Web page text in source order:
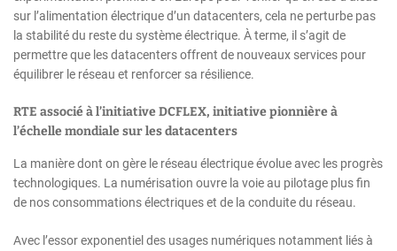
sur l’alimentation électrique d’un datacenters, cela ne perturbe pas
la stabilité du reste du système électrique. À terme, il s’agit de
permettre que les datacenters offrent de nouveaux services pour
équilibrer le réseau et renforcer sa résilience.
RTE associé à l’initiative DCFLEX, initiative pionnière à
l’échelle mondiale sur les datacenters
La manière dont on gère le réseau électrique évolue avec les progrès
technologiques. La numérisation ouvre la voie au pilotage plus fin
de nos consommations électriques et de la conduite du réseau.
Avec l’essor exponentiel des usages numériques notamment liés à